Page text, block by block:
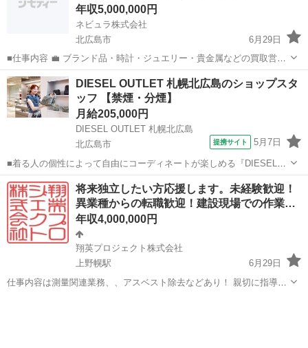
年収5,000,000円
ネビュラ株式会社
北広島市
6月29日
■仕事内容 💼 ブランド品・時計・ジュエリー・貴金属などの買取営業
を担当していただきます。 飛び込み営業やテレアポは一切なく、ご来
店されたお客様への接客・査定・買取のご案内を行う100％反響営業で
す。 テレビC...
北海道 北広島市 未経験
DIESEL OUTLET 札幌北広島のショップスタ
ッフ 【禁煙・分煙】
月給205,000円
DIESEL OUTLET 札幌北広島
北広島市
提携サイト 5月7日
■着る人の個性によって自由にコーディネートが楽しめる『DIESEL』
のコレクション。 ファッションアドバイザーは、お客様に一番近いポ
ジションで、 そのブランド独自の世界観・魅力を発信するお仕事で
す。 まずは商品やブランドの...
北海道 北広島市 ファッション
将来独立したい方応援します。未経験歓迎！
異業種からの転職歓迎！建設現場での作業…
年収4,000,000円
翔英プロジェクト株式会社
上野幌駅
6月29日
仕事内容は測量関連業務、、アスベスト除去などあり！ 親切に指導致